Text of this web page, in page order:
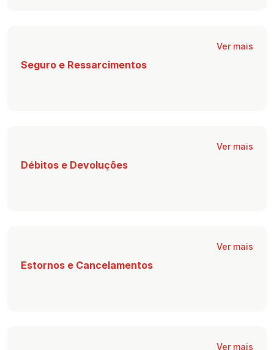
Ver mais
Seguro e Ressarcimentos
Ver mais
Débitos e Devoluções
Ver mais
Estornos e Cancelamentos
Ver mais